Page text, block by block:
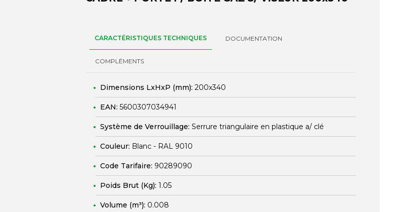
CARACTÉRISTIQUES TECHNIQUES DOCUMENTATION
COMPLÉMENTS
Dimensions LxHxP (mm): 200x340
EAN: 5600307034941
Système de Verrouillage: Serrure triangulaire en plastique a/ clé
Couleur: Blanc - RAL 9010
Code Tarifaire: 90289090
Poids Brut (Kg): 1.05
Volume (m³): 0.008